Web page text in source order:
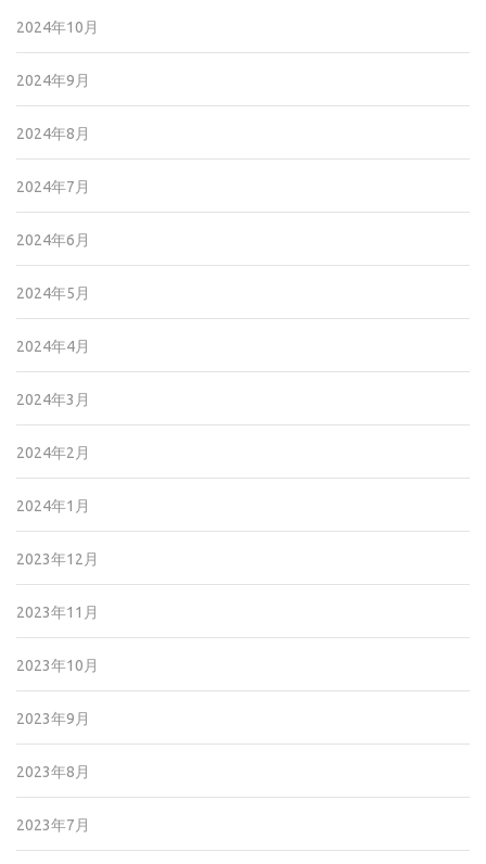
2024年10月
2024年9月
2024年8月
2024年7月
2024年6月
2024年5月
2024年4月
2024年3月
2024年2月
2024年1月
2023年12月
2023年11月
2023年10月
2023年9月
2023年8月
2023年7月